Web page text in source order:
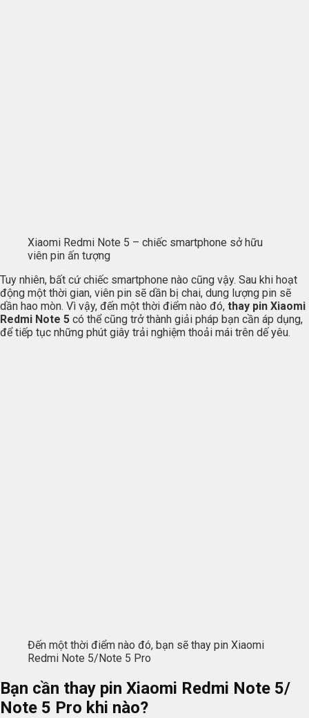
Xiaomi Redmi Note 5 – chiếc smartphone sở hữu
viên pin ấn tượng
Tuy nhiên, bất cứ chiếc smartphone nào cũng vậy. Sau khi hoạt
động một thời gian, viên pin sẽ dần bị chai, dung lượng pin sẽ
dần hao mòn. Vì vậy, đến một thời điểm nào đó, thay pin Xiaomi
Redmi Note 5 có thể cũng trở thành giải pháp bạn cần áp dụng,
để tiếp tục những phút giây trải nghiệm thoải mái trên dế yêu.
Đến một thời điểm nào đó, bạn sẽ thay pin Xiaomi
Redmi Note 5/Note 5 Pro
Bạn cần thay pin Xiaomi Redmi Note 5/
Note 5 Pro khi nào?